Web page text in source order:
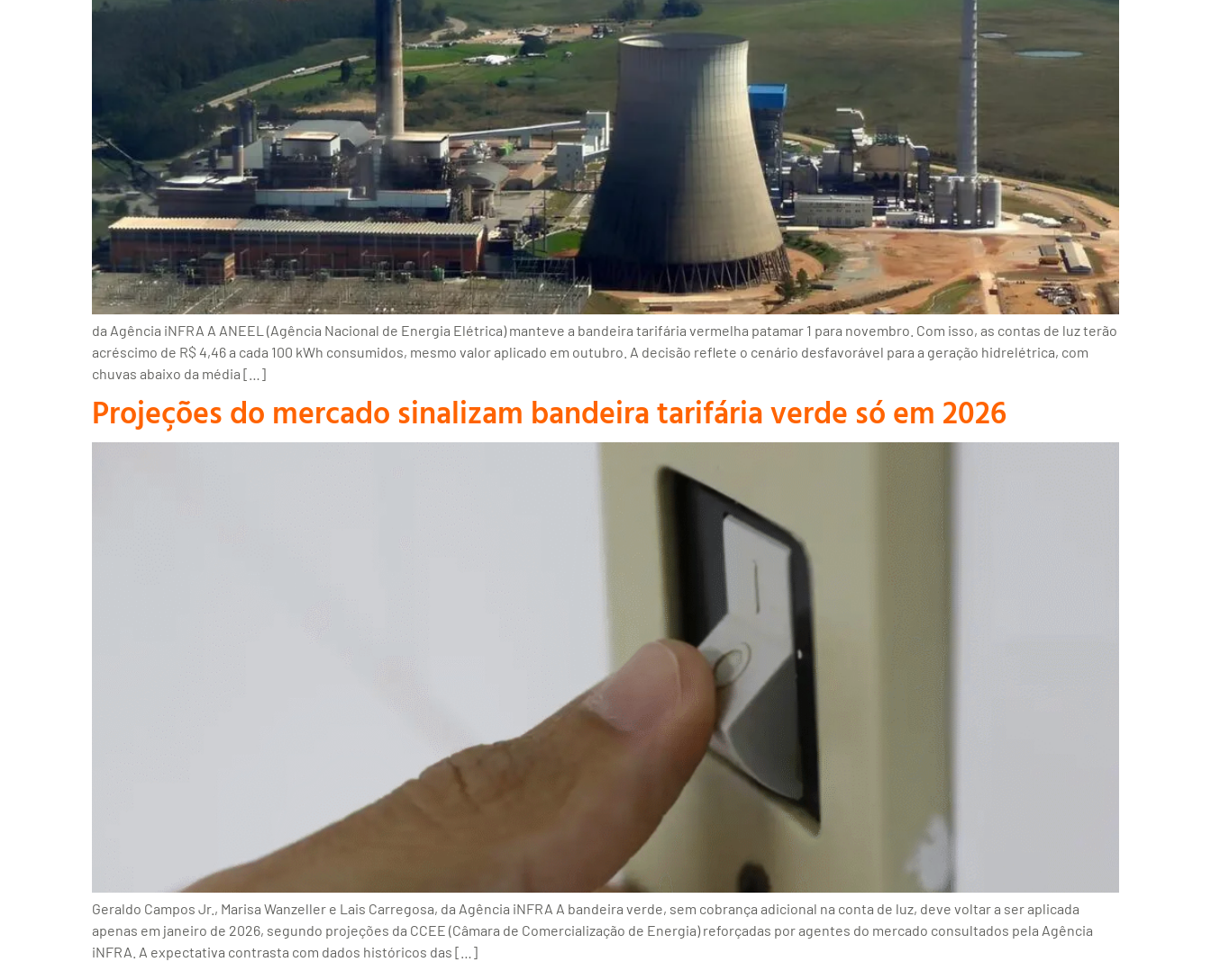
da Agência iNFRA A ANEEL (Agência Nacional de Energia Elétrica) manteve a bandeira tarifária vermelha patamar 1 para novembro. Com isso, as contas de luz terão
acréscimo de R$ 4,46 a cada 100 kWh consumidos, mesmo valor aplicado em outubro. A decisão reflete o cenário desfavorável para a geração hidrelétrica, com
chuvas abaixo da média […]
Projeções do mercado sinalizam bandeira tarifária verde só em 2026
Geraldo Campos Jr., Marisa Wanzeller e Lais Carregosa, da Agência iNFRA A bandeira verde, sem cobrança adicional na conta de luz, deve voltar a ser aplicada
apenas em janeiro de 2026, segundo projeções da CCEE (Câmara de Comercialização de Energia) reforçadas por agentes do mercado consultados pela Agência
iNFRA. A expectativa contrasta com dados históricos das […]